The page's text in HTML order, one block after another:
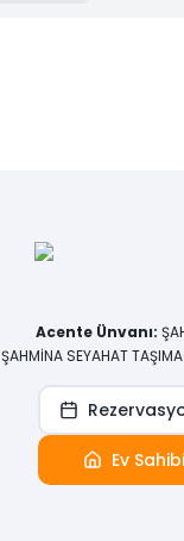
Acente Ünvanı:
ŞAHMİNA SEYAHAT
Ev